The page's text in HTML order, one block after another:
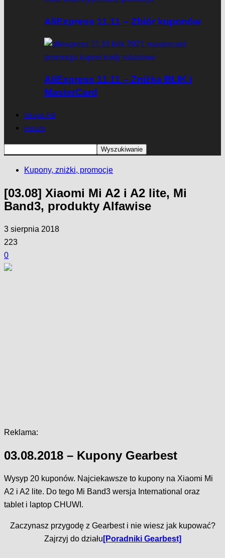
AliExpress 11.11 – Zbiór kuponów
AliExpress 11.11 – Zniżka BLIK i
MasterCard
Grupa FB
Forum
Kupony, zniżki, promocje
[03.08] Xiaomi Mi A2 i A2 lite, Mi
Band3, produkty Alfawise
3 sierpnia 2018
223
0
Reklama:
03.08.2018 – Kupony Gearbest
Wysyp 20 kuponów. Najciekawsze to kupony na Xiaomi Mi
A2 i A2 lite. Do tego Mi Band3 wersja International oraz
tablet i laptop CHUWI.
Zaczynasz przygodę z Gearbest i nie wiesz jak kupować?
Zajrzyj do działu [Poradniki Gearbest]